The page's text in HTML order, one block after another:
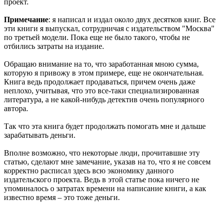
Примечание: я написал и издал около двух десятков книг. Все
эти книги я выпускал, сотрудничая с издательством "Москва"
по третьей модели. Пока еще не было такого, чтобы не
отбились затраты на издание.
Обращаю внимание на то, что заработанная мною сумма,
которую я привожу в этом примере, еще не окончательная.
Книга ведь продолжает продаваться, причем очень даже
неплохо, учитывая, что это все-таки специализированная
литература, а не какой-нибудь детектив очень популярного
автора.
Так что эта книга будет продолжать помогать мне и дальше
зарабатывать деньги.
Вполне возможно, что некоторые люди, прочитавшие эту
статью, сделают мне замечание, указав на то, что я не совсем
корректно расписал здесь всю экономику данного
издательского проекта. Ведь в этой статье пока ничего не
упоминалось о затратах времени на написание книги, а как
известно время – это тоже деньги.